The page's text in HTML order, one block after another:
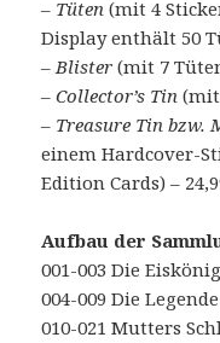
– Tüten (mit 4
Display enthält 50
–Blister (mit 7
–Collector’s Tin (mit
– Treasure Tin bzw.
einem Hardcover-
Edition Cards) –
Aufbau der
001-003 Die
004-009 Die
010-021 Mutters